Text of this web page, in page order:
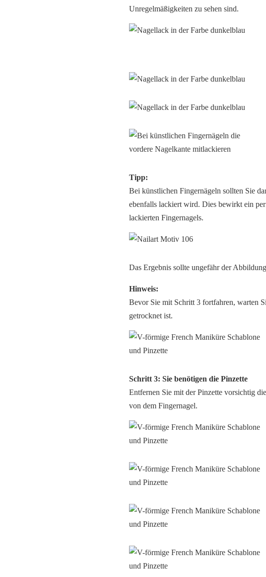
Unregelmäßigkeiten zu sehen sind.
Tipp:
Bei künstlichen Fingernägeln sollten Sie
ebenfalls lackiert wird. Dies bewirkt ein
lackierten Fingernagels.
Das Ergebnis sollte ungefähr der
Hinweis:
Bevor Sie mit Schritt 3 fortfahren, warten
getrocknet ist.
Schritt 3: Sie benötigen die Pinzette
Entfernen Sie mit der Pinzette vorsichtig
von dem Fingernagel.